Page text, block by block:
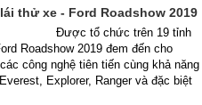
thử xe - Ford Roadshow 2019
Được tổ chức trên 19 tỉnh
Roadshow 2019 đem đến cho
công nghệ tiên tiến cùng khả năng
Explorer, Ranger và đặc biệt